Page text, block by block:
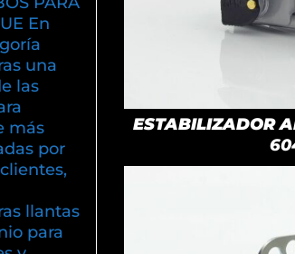
En
una
las
más
por
llantas
para
ESTABILIZADOR